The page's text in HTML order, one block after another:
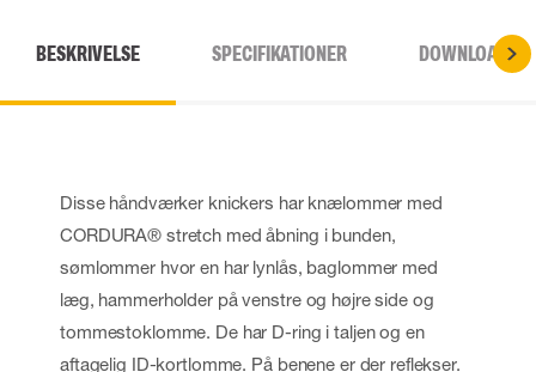
BESKRIVELSE SPECIFIKATIONER DOWNLOADS
Disse håndværker knickers har knælommer med
CORDURA® stretch med åbning i bunden,
sømlommer hvor en har lynlås, baglommer med
læg, hammerholder på venstre og højre side og
tommestoklomme. De har D-ring i taljen og en
aftagelig ID-kortlomme. På benene er der reflekser.